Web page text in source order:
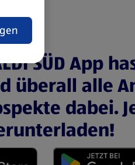
SÜD App
überall alle
dabei.